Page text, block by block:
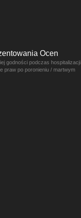
Ocen
godności podczas hospitalizacji.
praw po poronieniu / martwym